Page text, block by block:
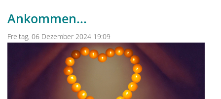
Ankommen...
Freitag, 06 Dezember 2024 19:09